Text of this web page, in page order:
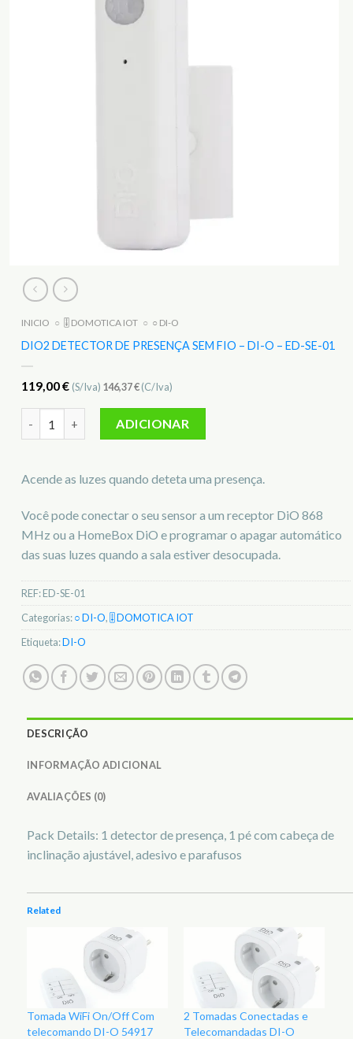
INICIO ○ 🎚️ DOMOTICA IOT ○ ○ DI-O
DIO2 DETECTOR DE PRESENÇA SEM FIO – DI-O – ED-SE-01
119,00€ (S/Iva) 146,37€(C/Iva)
ADICIONAR
Acende as luzes quando deteta uma presença.
Você pode conectar o seu sensor a um receptor DiO 868
MHz ou a HomeBox DiO e programar o apagar automático
das suas luzes quando a sala estiver desocupada.
REF:ED-SE-01
Categorias:○ DI-O, 🎚️ DOMOTICA IOT
Etiqueta:DI-O
DESCRIÇÃO
INFORMAÇÃO ADICIONAL
AVALIAÇÕES (0)
Pack Details: 1 detector de presença, 1 pé com cabeça de
inclinação ajustável, adesivo e parafusos
Related
Tomada WiFi On/Off Com
telecomando DI-O 54917
2 Tomadas Conectadas e
Telecomandadas DI-O